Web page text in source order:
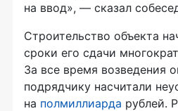
на ввод», — сказал
Строительство объекта
сроки его сдачи
За все время возведения
подрядчику насчитали
на полмиллиарда рублей.